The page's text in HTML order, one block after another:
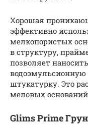
Хорошая
эффективно
мелкопористых
в структуру,
позволяет
водоэмульсионную
штукатурку. Это
меловых
Glims Prime